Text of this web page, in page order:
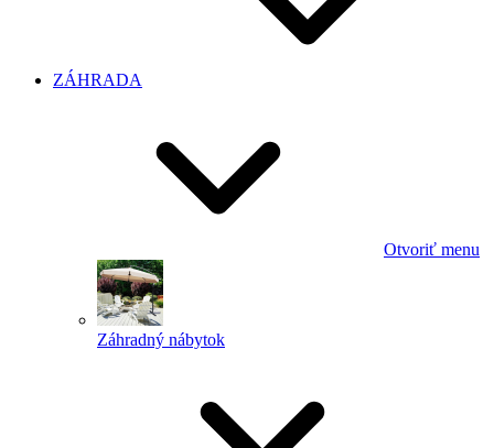
ZÁHRADA
Otvoriť menu
Záhradný nábytok